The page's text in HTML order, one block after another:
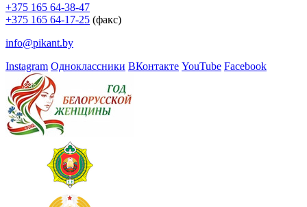
+375 165 64-38-47
+375 165 64-17-25 (факс)
info@pikant.by
Instagram Одноклассники ВКонтакте YouTube Facebook